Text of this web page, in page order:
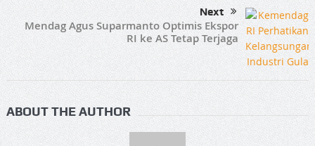
Next
Mendag Agus Suparmanto Optimis Ekspor
RI ke AS Tetap Terjaga
ABOUT THE AUTHOR